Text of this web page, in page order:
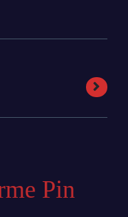
Pin